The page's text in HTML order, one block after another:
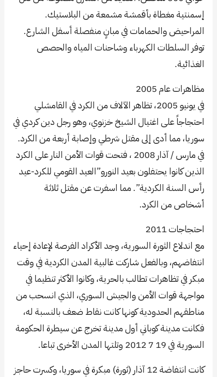
إسمنتية مغطاة بأقمشة مشمعة من البلاستيك.
المراحيض والحمامات في مبانٍ منفصلة أسفل الشارع.
توفر السلطات الكهرباء وشاحنات المياه والحصص
الغذائية.
مظاهرات عام 2005
في يونيو 2005، تظاهر الآلاف من الكرد في القامشلي
احتجاجاً على اغتيال الشيخ خزنوي، وهو رجل دين كردي في
سوريا، مما أدى إلى مقتل شرطي وإصابة أربعة من الكرد.
في مارس / آذار 2008 ، فتحت قوات الأمن النار على الكرد
الذين كانوا يحتفلون بعيد النورو”العيد القومي للكرد-عيد
رأس السنة الكردية”. مما اسفرت عن مقتل ثلاثة
أشخاص من الكرد.
احتجاجات 2011
مع اندلاع الثورة السورية، وجد الأكراد الفرصة لإعادة إحياء
انتفاضهم، وبالفعل شاركت غالبية المدن الكردية في وقت
مبكر في تظاهرات تطالب بالحرية، وكانوا الأكثر تنظيما في
مواجهة قوات الأمن والجيش السوري، الذي انسحب من
مناطقهم الحدودية كونها كانت نقاط ضعف بالنسبة له،
فكانت مدينة كوباني أول مدينة تخرج عن سيطرة الحكومة
السورية في 19 7 2012 وتلتها المدن الأخرى تباعا.
كانت انتفاضة 12 آذار (ثورة) مبكرة في سوريا، وكسرت حاجز